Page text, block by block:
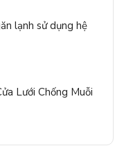
lạnh sử dụng hệ
Lưới Chống Muỗi